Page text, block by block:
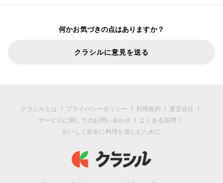
何かお気づきの点はありますか？
クラシルに意見を送る
クラシルとは プライバシーポリシー 利用規約
運営会社
サービスに関してのお問い合わせ
よくある質問
おいしく安全に料理を楽しむために